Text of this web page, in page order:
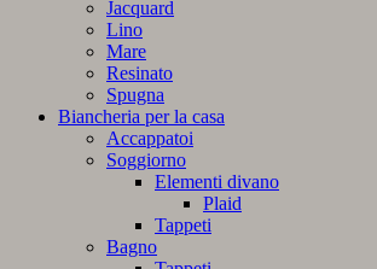
Jacquard
Lino
Mare
Resinato
Spugna
Biancheria per la casa
Accappatoi
Soggiorno
Elementi divano
Plaid
Tappeti
Bagno